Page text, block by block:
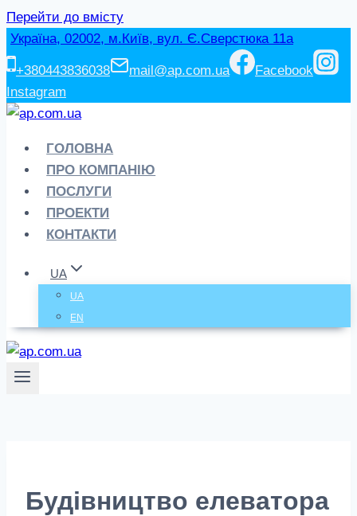
Перейти до вмісту
Україна, 02002, м.Київ, вул. Є.Сверстюка 11а
+380443836038 mail@ap.com.ua
Facebook
Instagram
ГОЛОВНА
ПРО КОМПАНІЮ
ПОСЛУГИ
ПРОЕКТИ
КОНТАКТИ
UA
UA
EN
Будівництво елеватора